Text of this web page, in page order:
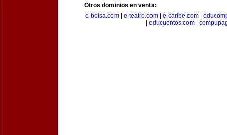
Otros dominios en venta:
e-bolsa.com| e-teatro.com| e-caribe.com|
educuentos.com